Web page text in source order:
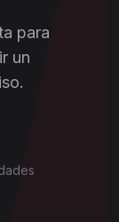
para
un